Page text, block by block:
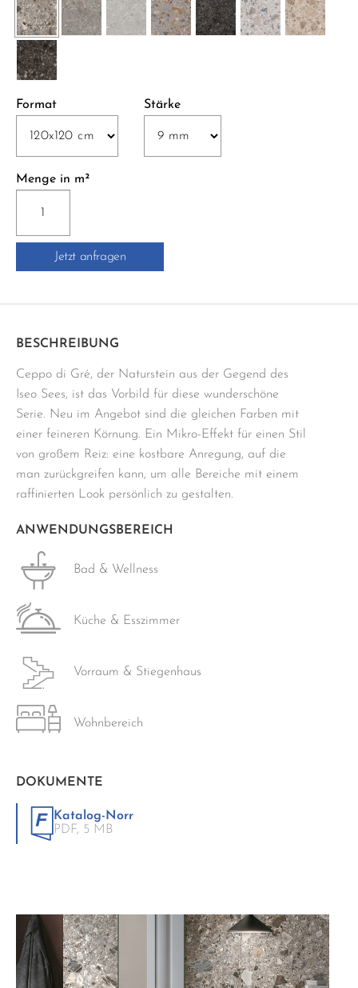
Format Stärke
Menge in m²
NORR
NAT.
Menge
Jetzt anfragen
BESCHREIBUNG
Ceppo di Gré, der Naturstein aus der Gegend des
Iseo Sees, ist das Vorbild für diese wunderschöne
Serie. Neu im Angebot sind die gleichen Farben mit
einer feineren Körnung. Ein Mikro-Effekt für einen Stil
von großem Reiz: eine kostbare Anregung, auf die
man zurückgreifen kann, um alle Bereiche mit einem
raffinierten Look persönlich zu gestalten.
ANWENDUNGSBEREICH
Bad & Wellness
Küche & Esszimmer
Vorraum & Stiegenhaus
Wohnbereich
DOKUMENTE
Katalog-Norr
PDF, 5 MB